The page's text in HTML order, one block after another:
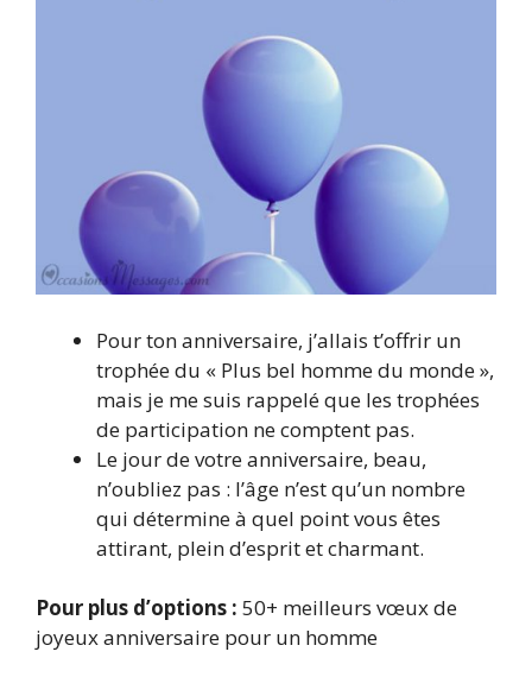
Pour ton anniversaire, j’allais t’offrir un
trophée du « Plus bel homme du monde »,
mais je me suis rappelé que les trophées
de participation ne comptent pas.
Le jour de votre anniversaire, beau,
n’oubliez pas : l’âge n’est qu’un nombre
qui détermine à quel point vous êtes
attirant, plein d’esprit et charmant.
Pour plus d’options : 50+ meilleurs vœux de
joyeux anniversaire pour un homme